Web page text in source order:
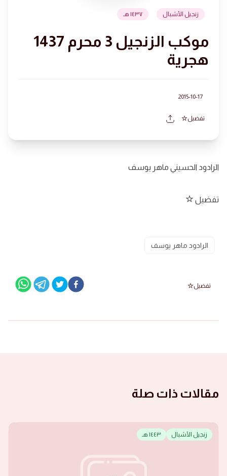
زنجيل الأشبال ١٤٣٧ هـ
موكب الزنجيل 3 محرم 1437
هجرية
2015-10-17
تفضيل
الرادود الحسيني ماهر يوسف
تفضيل
الرادود ماهر يوسف
تفضيل
مقالات ذات صلة
زنجيل الأشبال ١٤٤٣ هـ